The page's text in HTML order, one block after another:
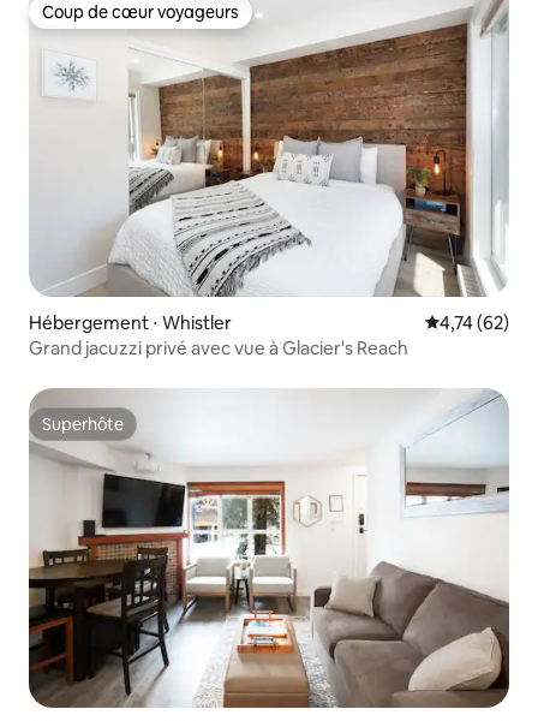
Coup de cœur voyageurs
Coup de cœur voyageurs
Hébergement ⋅ Whistler Évaluation
4,74 (62)
Grand jacuzzi privé avec vue à Glacier's Reach
Superhôte
Superhôte